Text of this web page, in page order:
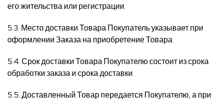
его жительства или регистрации.
5.3. Место доставки Товара Покупатель указывает при
оформлении Заказа на приобретение Товара.
5.4. Срок доставки Товара Покупателю состоит из срока
обработки заказа и срока доставки.
5.5. Доставленный Товар передается Покупателю, а при